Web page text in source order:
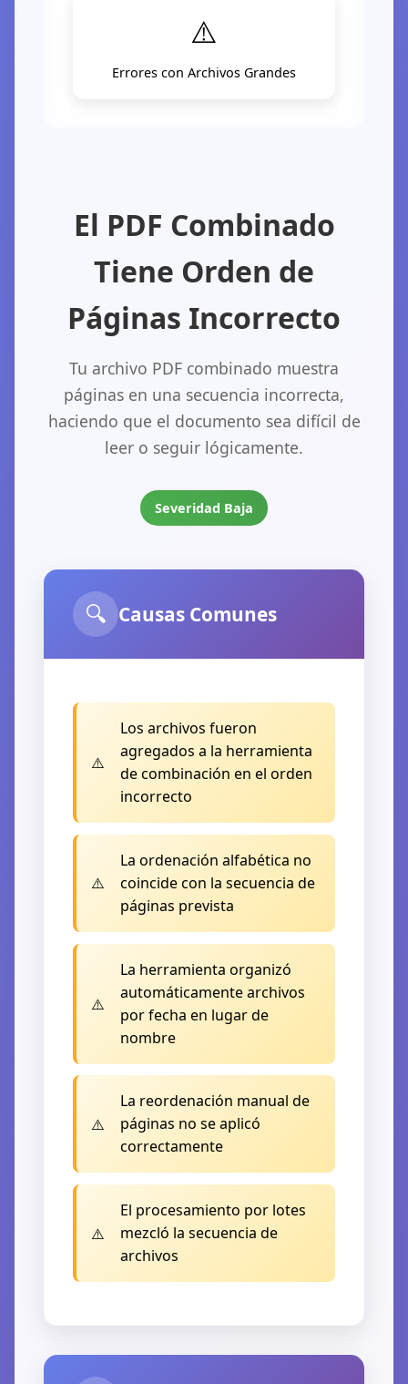
🔍
⚠️
Errores con Archivos Grandes
El PDF Combinado
Tiene Orden de
Páginas Incorrecto
Tu archivo PDF combinado muestra
páginas en una secuencia incorrecta,
haciendo que el documento sea difícil de
leer o seguir lógicamente.
Severidad Baja
🔍 Causas Comunes
Los archivos fueron
agregados a la herramienta
de combinación en el orden
incorrecto
La ordenación alfabética no
coincide con la secuencia de
páginas prevista
La herramienta organizó
automáticamente archivos
por fecha en lugar de
nombre
La reordenación manual de
páginas no se aplicó
correctamente
El procesamiento por lotes
mezcló la secuencia de
archivos